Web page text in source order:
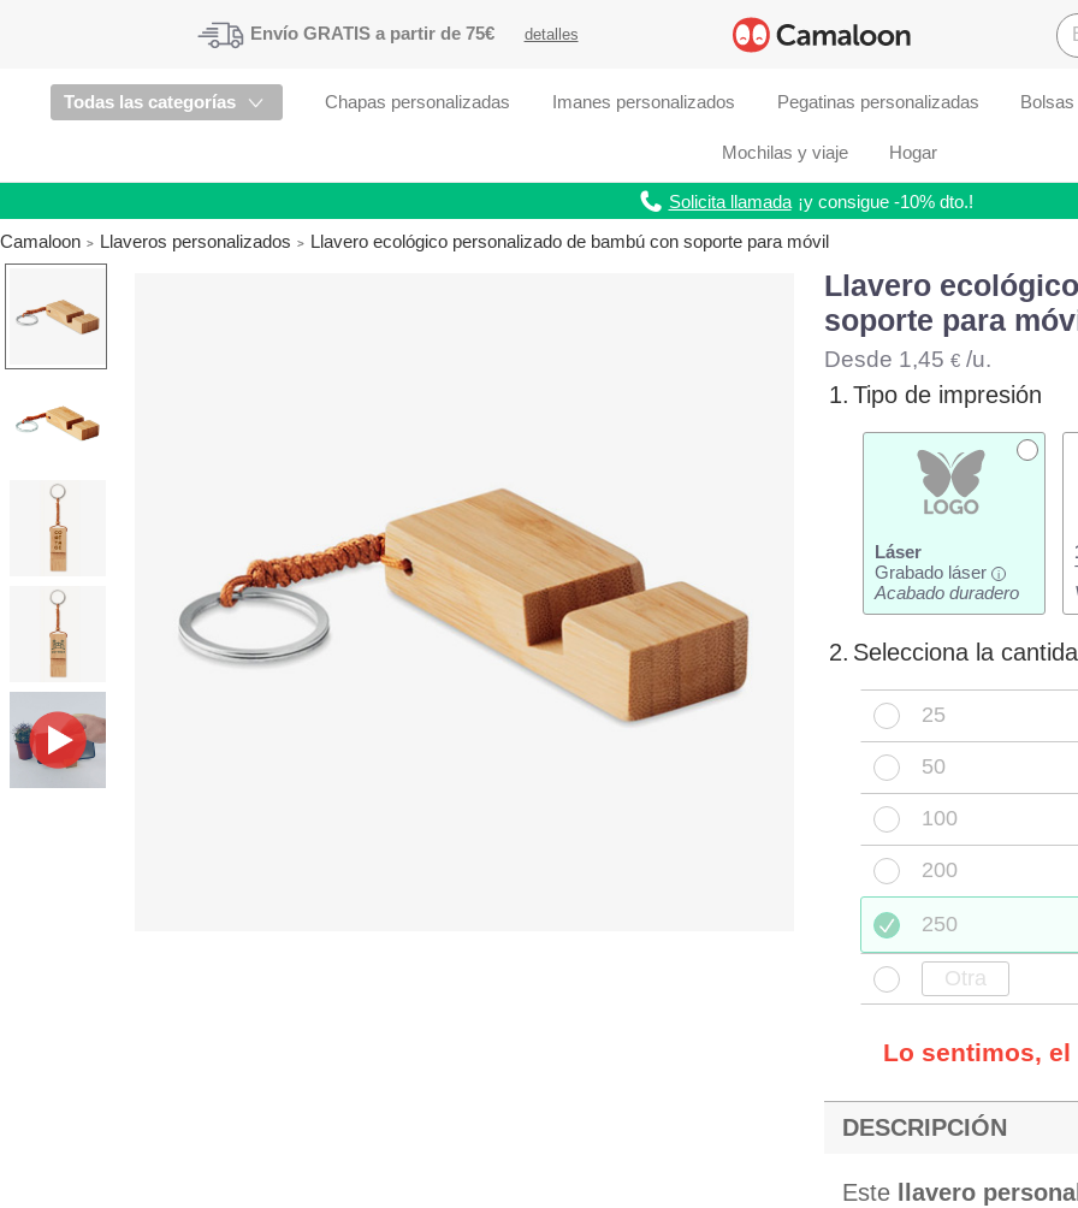
Envío GRATIS a partir de 75€ detalles
Todas las categorías Chapas personalizadas Imanes personalizados Pegatinas personalizadas Bolsas
Mochilas y viaje Hogar
Solicita llamada ¡y consigue -10% dto.!
Camaloon
Llaveros personalizados Llavero ecológico personalizado de bambú con soporte para móvil
Llavero
soporte para
Desde 1,45 €/u.
1. Tipo de impresión
Láser
Grabado láser
i
Acabado duradero
2. Selecciona la
25
50
100
200
250
Lo sentimos,
DESCRIPCIÓN
Este
llavero